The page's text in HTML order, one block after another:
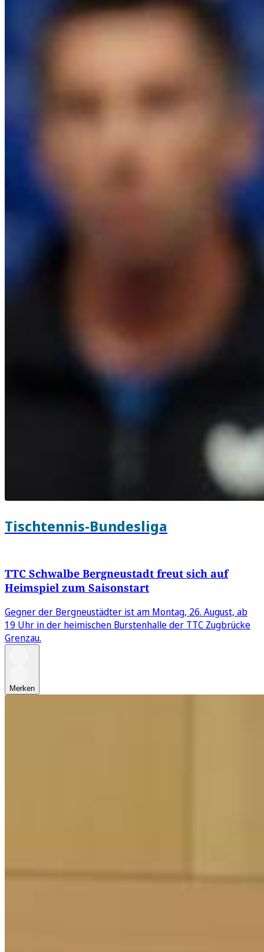
Tischtennis-Bundesliga
TTC Schwalbe Bergneustadt freut sich auf
Heimspiel zum Saisonstart
Gegner der Bergneustädter ist am Montag, 26. August, ab
19 Uhr in der heimischen Burstenhalle der TTC Zugbrücke
Grenzau.
Merken